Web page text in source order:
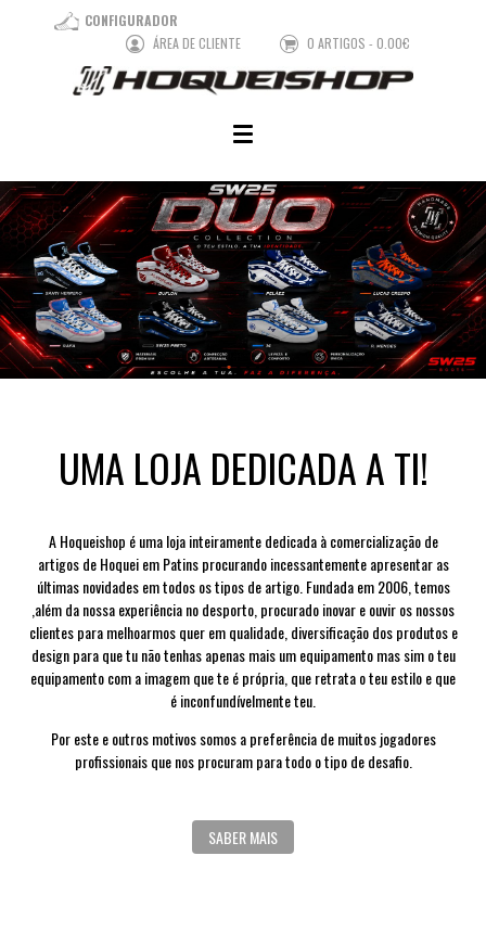
CONFIGURADOR
ÁREA DE CLIENTE
0 ARTIGOS - 0.00€
UMA LOJA DEDICADA A TI!
A Hoqueishop é uma loja inteiramente dedicada à comercialização de
artigos de Hoquei em Patins procurando incessantemente apresentar as
últimas novidades em todos os tipos de artigo. Fundada em 2006, temos
,além da nossa experiência no desporto, procurado inovar e ouvir os nossos
clientes para melhoarmos quer em qualidade, diversificação dos produtos e
design para que tu não tenhas apenas mais um equipamento mas sim o teu
equipamento com a imagem que te é própria, que retrata o teu estilo e que
é inconfundívelmente teu.
Por este e outros motivos somos a preferência de muitos jogadores
profissionais que nos procuram para todo o tipo de desafio.
SABER MAIS